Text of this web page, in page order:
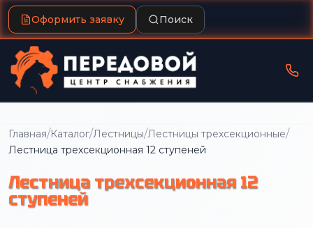
Оформить заявку Поиск
Главная/Каталог/Лестницы/Лестницы трехсекционные/
Лестница трехсекционная 12 ступеней
Лестница трехсекционная 12
ступеней